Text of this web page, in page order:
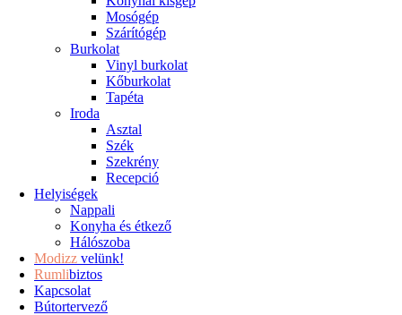
Mosógép
Szárítógép
Burkolat
Vinyl burkolat
Kőburkolat
Tapéta
Iroda
Asztal
Szék
Szekrény
Recepció
Helyiségek
Nappali
Konyha és étkező
Hálószoba
Modizz velünk!
Rumlibiztos
Kapcsolat
Bútortervező